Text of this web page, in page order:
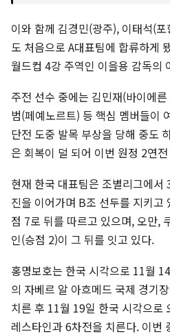
이와 함께 김경민(광주), 이태석(
도 처음으로 A대표팀에 합류하게
월드컵 4강 주역인 이을용 감독의
주전 선수 중에는 김민재(바이에
범(페예노르트) 등 핵심 멤버들이
단전 도중 발목 부상을 당해 중도
은 회복이 덜 되어 이번 원정 2연
현재 한국 대표팀은 조별리그에서
진을 이어가며 B조 선두를 지키고
점 7로 뒤를 따르고 있으며, 오만,
인(승점 2)이 그 뒤를 잇고 있다.
홍명보호는 한국 시각으로 11월
의 자베르 알 아흐메드 국제 경기
치른 후 11월 19일 한국 시각으로
레스타인과 6차전을 치른다. 이번